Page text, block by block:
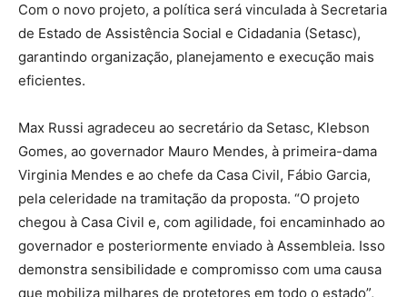
Com o novo projeto, a política será vinculada à Secretaria
de Estado de Assistência Social e Cidadania (Setasc),
garantindo organização, planejamento e execução mais
eficientes.
Max Russi agradeceu ao secretário da Setasc, Klebson
Gomes, ao governador Mauro Mendes, à primeira-dama
Virginia Mendes e ao chefe da Casa Civil, Fábio Garcia,
pela celeridade na tramitação da proposta. “O projeto
chegou à Casa Civil e, com agilidade, foi encaminhado ao
governador e posteriormente enviado à Assembleia. Isso
demonstra sensibilidade e compromisso com uma causa
que mobiliza milhares de protetores em todo o estado”,